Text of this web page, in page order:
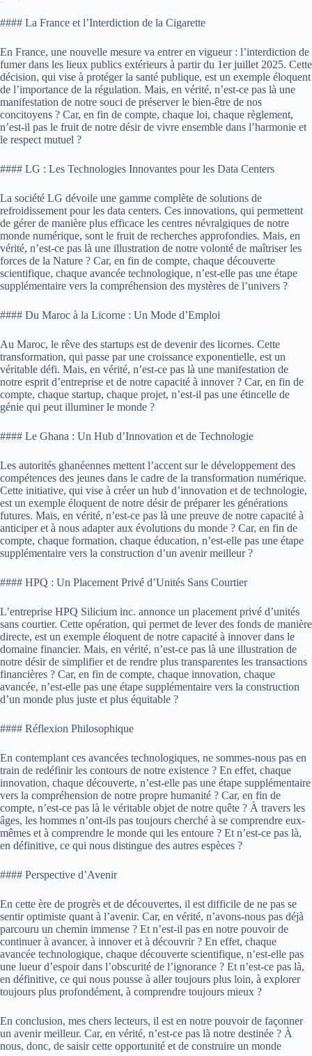
#### La France et l’Interdiction de la Cigarette
En France, une nouvelle mesure va entrer en vigueur : l’interdiction de
fumer dans les lieux publics extérieurs à partir du 1er juillet 2025. Cette
décision, qui vise à protéger la santé publique, est un exemple éloquent
de l’importance de la régulation. Mais, en vérité, n’est-ce pas là une
manifestation de notre souci de préserver le bien-être de nos
concitoyens ? Car, en fin de compte, chaque loi, chaque règlement,
n’est-il pas le fruit de notre désir de vivre ensemble dans l’harmonie et
le respect mutuel ?
#### LG : Les Technologies Innovantes pour les Data Centers
La société LG dévoile une gamme complète de solutions de
refroidissement pour les data centers. Ces innovations, qui permettent
de gérer de manière plus efficace les centres névralgiques de notre
monde numérique, sont le fruit de recherches approfondies. Mais, en
vérité, n’est-ce pas là une illustration de notre volonté de maîtriser les
forces de la Nature ? Car, en fin de compte, chaque découverte
scientifique, chaque avancée technologique, n’est-elle pas une étape
supplémentaire vers la compréhension des mystères de l’univers ?
#### Du Maroc à la Licorne : Un Mode d’Emploi
Au Maroc, le rêve des startups est de devenir des licornes. Cette
transformation, qui passe par une croissance exponentielle, est un
véritable défi. Mais, en vérité, n’est-ce pas là une manifestation de
notre esprit d’entreprise et de notre capacité à innover ? Car, en fin de
compte, chaque startup, chaque projet, n’est-il pas une étincelle de
génie qui peut illuminer le monde ?
#### Le Ghana : Un Hub d’Innovation et de Technologie
Les autorités ghanéennes mettent l’accent sur le développement des
compétences des jeunes dans le cadre de la transformation numérique.
Cette initiative, qui vise à créer un hub d’innovation et de technologie,
est un exemple éloquent de notre désir de préparer les générations
futures. Mais, en vérité, n’est-ce pas là une preuve de notre capacité à
anticiper et à nous adapter aux évolutions du monde ? Car, en fin de
compte, chaque formation, chaque éducation, n’est-elle pas une étape
supplémentaire vers la construction d’un avenir meilleur ?
#### HPQ : Un Placement Privé d’Unités Sans Courtier
L’entreprise HPQ Silicium inc. annonce un placement privé d’unités
sans courtier. Cette opération, qui permet de lever des fonds de manière
directe, est un exemple éloquent de notre capacité à innover dans le
domaine financier. Mais, en vérité, n’est-ce pas là une illustration de
notre désir de simplifier et de rendre plus transparentes les transactions
financières ? Car, en fin de compte, chaque innovation, chaque
avancée, n’est-elle pas une étape supplémentaire vers la construction
d’un monde plus juste et plus équitable ?
#### Réflexion Philosophique
En contemplant ces avancées technologiques, ne sommes-nous pas en
train de redéfinir les contours de notre existence ? En effet, chaque
innovation, chaque découverte, n’est-elle pas une étape supplémentaire
vers la compréhension de notre propre humanité ? Car, en fin de
compte, n’est-ce pas là le véritable objet de notre quête ? À travers les
âges, les hommes n’ont-ils pas toujours cherché à se comprendre eux-
mêmes et à comprendre le monde qui les entoure ? Et n’est-ce pas là,
en définitive, ce qui nous distingue des autres espèces ?
#### Perspective d’Avenir
En cette ère de progrès et de découvertes, il est difficile de ne pas se
sentir optimiste quant à l’avenir. Car, en vérité, n’avons-nous pas déjà
parcouru un chemin immense ? Et n’est-il pas en notre pouvoir de
continuer à avancer, à innover et à découvrir ? En effet, chaque
avancée technologique, chaque découverte scientifique, n’est-elle pas
une lueur d’espoir dans l’obscurité de l’ignorance ? Et n’est-ce pas là,
en définitive, ce qui nous pousse à aller toujours plus loin, à explorer
toujours plus profondément, à comprendre toujours mieux ?
En conclusion, mes chers lecteurs, il est en notre pouvoir de façonner
un avenir meilleur. Car, en vérité, n’est-ce pas là notre destinée ? À
nous, donc, de saisir cette opportunité et de construire un monde